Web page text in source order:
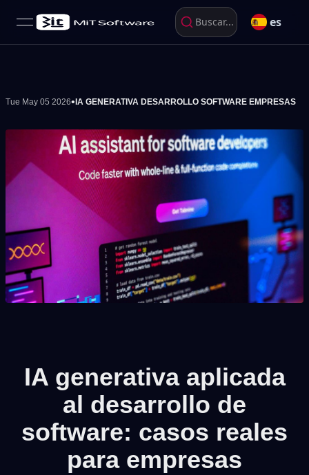
open navigation menu Buscar... es
Tue May 05 2026• IA GENERATIVA DESARROLLO SOFTWARE EMPRESAS
IA generativa aplicada
al desarrollo de
software: casos reales
para empresas